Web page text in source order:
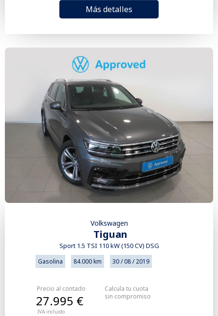
Más detalles
Volkswagen
Tiguan
Sport 1.5 TSI 110 kW (150 CV) DSG
Gasolina 84.000 km 30 / 08 / 2019
Precio al contado
IVA incluido
27.995 €
Calcula tu cuota
sin compromiso